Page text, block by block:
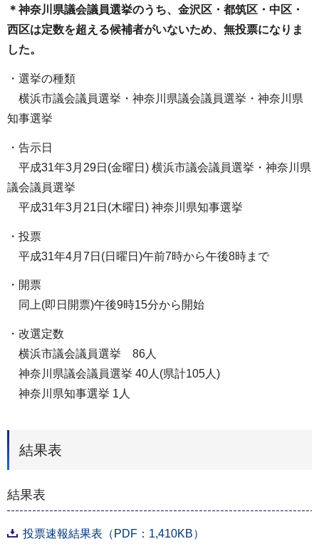
＊神奈川県議会議員選挙のうち、金沢区・都筑区・中区・
西区は定数を超える候補者がいないため、無投票になりま
した。
・選挙の種類
横浜市議会議員選挙・神奈川県議会議員選挙・神奈川県
知事選挙
・告示日
平成31年3月29日(金曜日) 横浜市議会議員選挙・神奈川県
議会議員選挙
平成31年3月21日(木曜日) 神奈川県知事選挙
・投票
平成31年4月7日(日曜日)午前7時から午後8時まで
・開票
同上(即日開票)午後9時15分から開始
・改選定数
横浜市議会議員選挙 86人
神奈川県議会議員選挙 40人(県計105人)
神奈川県知事選挙 1人
結果表
結果表
投票速報結果表（PDF：1,410KB）